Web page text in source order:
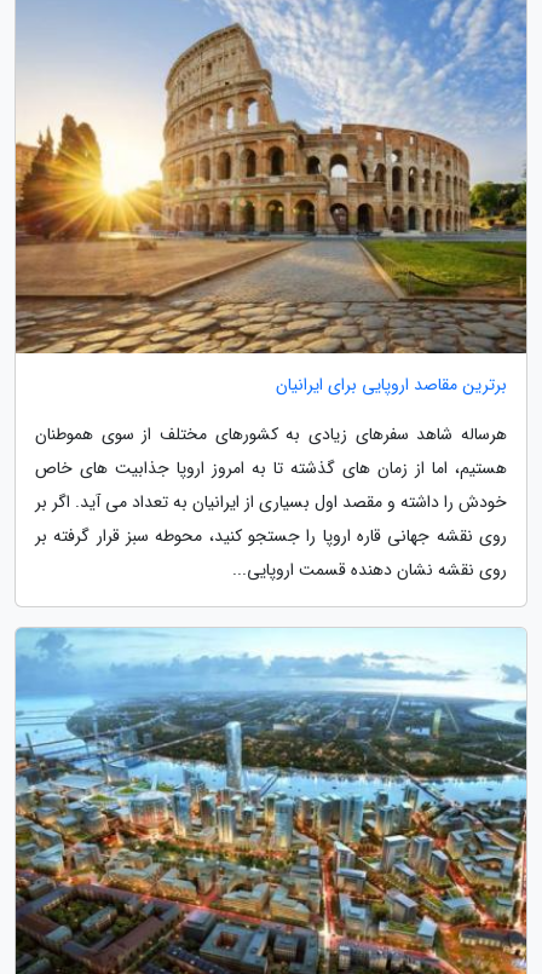
برترین مقاصد اروپایی برای ایرانیان
هرساله شاهد سفرهای زیادی به کشورهای مختلف از سوی هموطنان
هستیم، اما از زمان های گذشته تا به امروز اروپا جذابیت های خاص
خودش را داشته و مقصد اول بسیاری از ایرانیان به تعداد می آید. اگر بر
روی نقشه جهانی قاره اروپا را جستجو کنید، محوطه سبز قرار گرفته بر
روی نقشه نشان دهنده قسمت اروپایی...